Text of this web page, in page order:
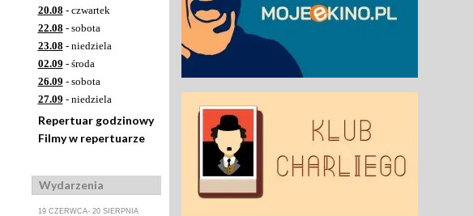
20.08 - czwartek
22.08 - sobota
23.08 - niedziela
02.09 - środa
26.09 - sobota
27.09 - niedziela
Repertuar godzinowy
Filmy w repertuarze
Wydarzenia
19 CZERWCA- 20 SIERPNIA